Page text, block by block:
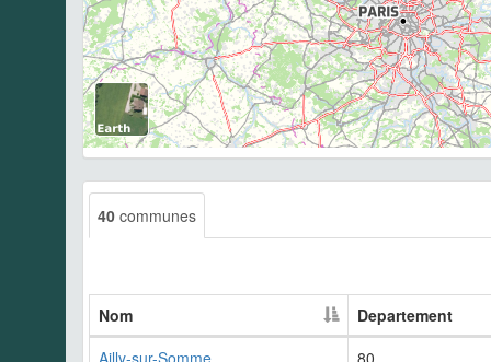
40 communes
Nom
Departement